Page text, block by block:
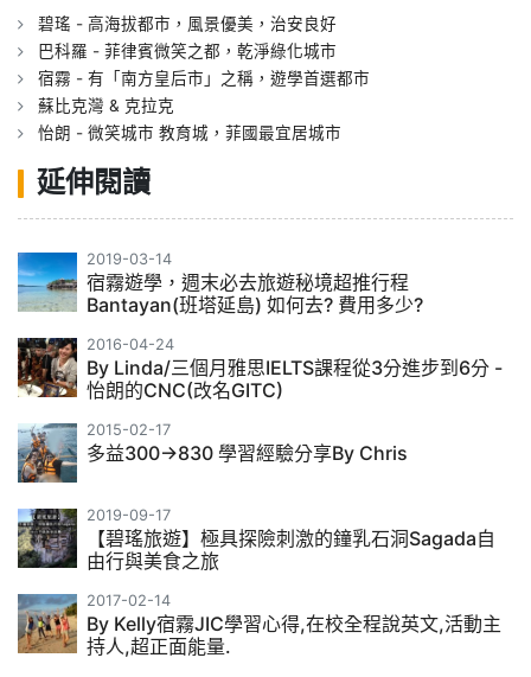
碧瑤 - 高海拔都市，風景優美，治安良好
巴科羅 - 菲律賓微笑之都，乾淨綠化城市
宿霧 - 有「南方皇后市」之稱，遊學首選都市
蘇比克灣 & 克拉克
怡朗 - 微笑城市 教育城，菲國最宜居城市
延伸閱讀
2019-03-14
宿霧遊學，週末必去旅遊秘境超推行程
Bantayan(班塔延島) 如何去? 費用多少?
2016-04-24
By Linda/三個月雅思IELTS課程從3分進步到6分 -
怡朗的CNC(改名GITC)
2015-02-17
多益300->830 學習經驗分享By Chris
2019-09-17
【碧瑤旅遊】極具探險刺激的鐘乳石洞Sagada自
由行與美食之旅
2017-02-14
By Kelly宿霧JIC學習心得,在校全程說英文,活動主
持人,超正面能量.